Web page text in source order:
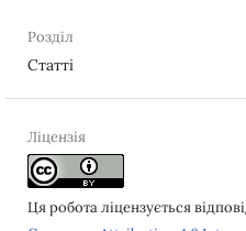
Розділ
Статті
Ліцензія
Ця робота ліцензується